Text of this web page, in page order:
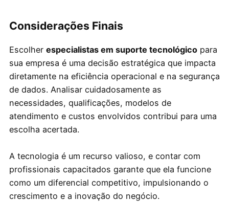
Considerações Finais
Escolher especialistas em suporte tecnológicopara
sua empresa é uma decisão estratégica que impacta
diretamente na eficiência operacional e na segurança
de dados. Analisar cuidadosamente as
necessidades, qualificações, modelos de
atendimento e custos envolvidos contribui para uma
escolha acertada.
A tecnologia é um recurso valioso, e contar com
profissionais capacitados garante que ela funcione
como um diferencial competitivo, impulsionando o
crescimento e a inovação do negócio.